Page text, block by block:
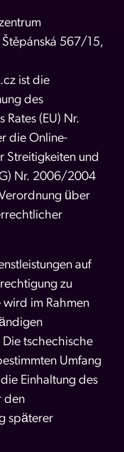
Štěpánská 567/15,
ist die
des
Rates (EU) Nr.
die Online-
Streitigkeiten und
Nr. 2006/2004
über
auf
zu
im Rahmen
tschechische
Umfang
Einhaltung des
den
späterer